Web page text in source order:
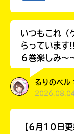
いつもこれ（
らっています!!
６巻楽しみ～
るりのベ
【6月10日更